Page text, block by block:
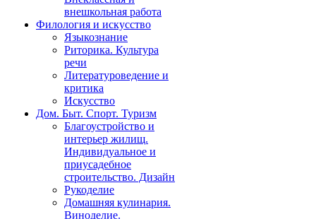
внешкольная работа
Филология и искусство
Языкознание
Риторика. Культура
речи
Литературоведение и
критика
Искусство
Дом. Быт. Спорт. Туризм
Благоустройство и
интерьер жилищ.
Индивидуальное и
приусадебное
строительство. Дизайн
Рукоделие
Домашняя кулинария.
Виноделие.